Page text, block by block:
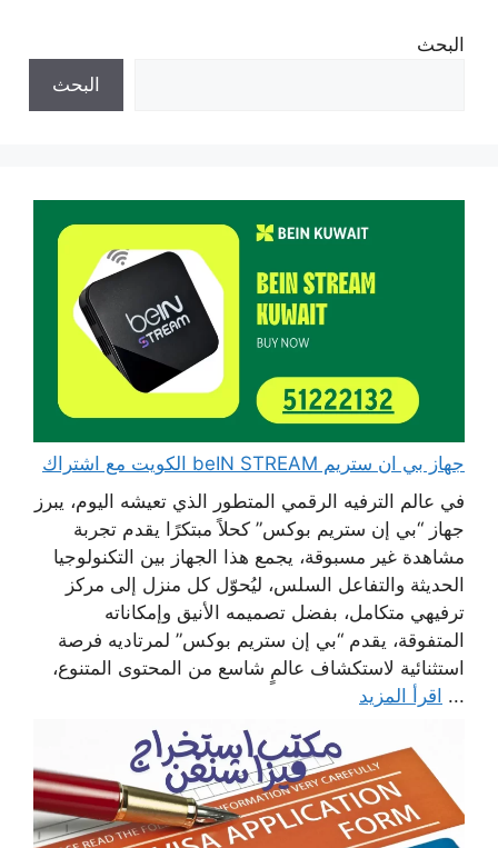
البحث
البحث
جهاز بي ان ستريم beIN STREAM الكويت مع اشتراك
في عالم الترفيه الرقمي المتطور الذي تعيشه اليوم، يبرز
جهاز “بي إن ستريم بوكس” كحلاً مبتكرًا يقدم تجربة
مشاهدة غير مسبوقة، يجمع هذا الجهاز بين التكنولوجيا
الحديثة والتفاعل السلس، ليُحوّل كل منزل إلى مركز
ترفيهي متكامل، بفضل تصميمه الأنيق وإمكاناته
المتفوقة، يقدم “بي إن ستريم بوكس” لمرتاديه فرصة
استثنائية لاستكشاف عالمٍ شاسع من المحتوى المتنوع،
... اقرأ المزيد